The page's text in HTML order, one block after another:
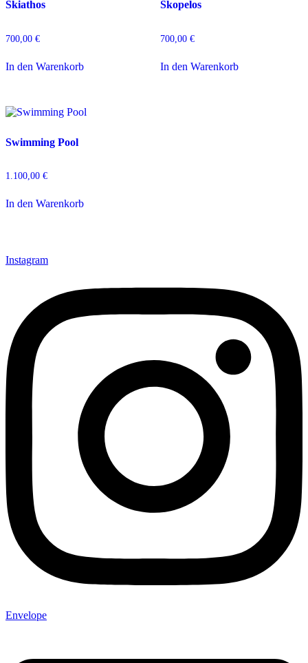
Skiathos
700,00 €
In den Warenkorb
Skopelos
700,00 €
In den Warenkorb
Swimming Pool
1.100,00 €
In den Warenkorb
Instagram
Envelope